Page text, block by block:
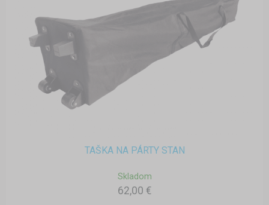
TAŠKA NA PÁRTY STAN
Skladom
62,00 €